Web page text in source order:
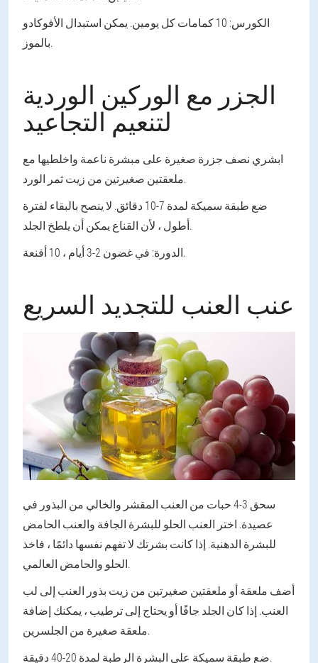
الكورس: 10 كمامات كل يومين. يمكن استبدال الأفوكادو
بالموز.
الجزر مع الوركين الوردية
لتنعيم التجاعيد
ابشري نصف جزرة صغيرة على مبشرة ناعمة واخلطيها مع
ملعقتين صغيرتين من زيت ثمر الورد.
ضع طبقة سميكة لمدة 7-10 دقائق. لا ينصح بالبقاء لفترة
أطول ، لأن القناع يمكن أن يلطخ الجلد.
الدورة: في غضون 2-3 أيام ، 10 أقنعة.
عنب العنب للتجديد السريع
سحق 3-4 حبات من العنب المقشر والخالي من البذور في
عصيدة. اختر العنب الحلو للبشرة الجافة والعنب الحامض
للبشرة الدهنية. إذا كانت بشرتك لا تفهم نفسها دائمًا ، فاخذ
الحلو والحامض العالمي.
أضف ملعقة أو ملعقتين صغيرتين من زيت بذور العنب إلى لب
العنب. إذا كان الجلد جافًا أو يحتاج إلى ترطيب ، يمكنك إضافة
ملعقة صغيرة من الجلسرين.
ضع طبقة سميكة على البشرة الرطبة لمدة 20-40 دقيقة.